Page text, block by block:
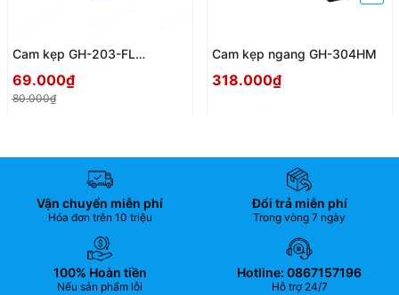
Cam kẹp GH-203-FL
69.000₫
80.000₫
Cam kẹp ngang GH-304HM
318.000₫
Vận chuyển miễn phí
Hóa đơn trên 10 triệu
Đổi trả miễn phí
Trong vòng 7 ngày
100% Hoàn tiền
Nếu sản phẩm lỗi
Hotline: 0867157196
Hỗ trợ 24/7